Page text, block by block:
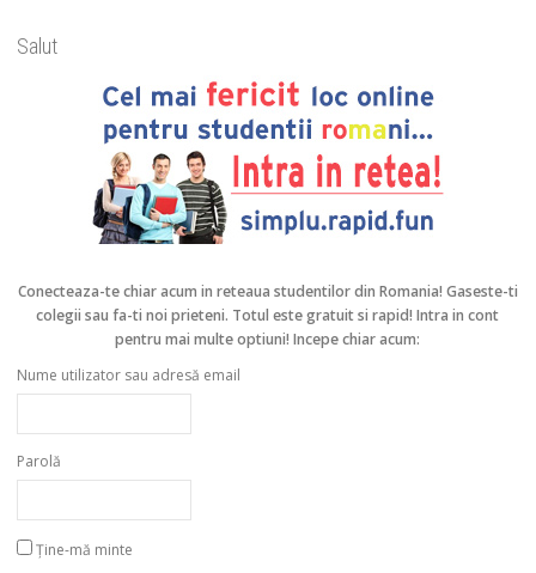
Salut
Conecteaza-te chiar acum in reteaua studentilor din Romania! Gaseste-ti
colegii sau fa-ti noi prieteni. Totul este gratuit si rapid! Intra in cont
pentru mai multe optiuni! Incepe chiar acum:
Nume utilizator sau adresă email
Parolă
Ține-mă minte